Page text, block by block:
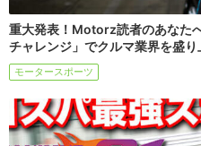
重大発表！Motorz読者のあなた
チャレンジ」でクルマ業界を盛り
モータースポーツ